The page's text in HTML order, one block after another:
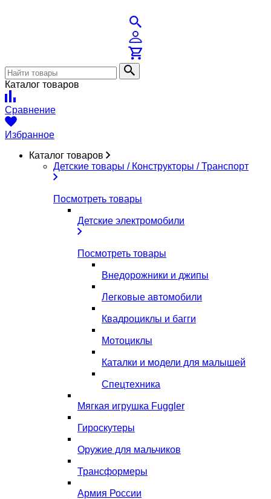
Каталог товаров
Сравнение
Избранное
Каталог товаров
Детские товары / Конструкторы / Транспорт
Посмотреть товары
Детские электромобили
Посмотреть товары
Внедорожники и джипы
Легковые автомобили
Квадроциклы и багги
Мотоциклы
Каталки и модели для малышей
Спецтехника
Мягкая игрушка Fuggler
Гироскутеры
Оружие для мальчиков
Трансформеры
Армия России